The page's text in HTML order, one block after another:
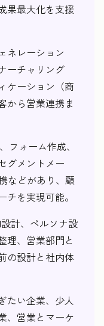
果最大化を支援
ネレーション
ーチャリング
ケーション（商
から営業連携ま
フォーム作成、
グメントメー
などがあり、顧
を実現可能。
計、ペルソナ設
理、営業部門と
の設計と社内体
たい企業、少人
、営業とマーケ